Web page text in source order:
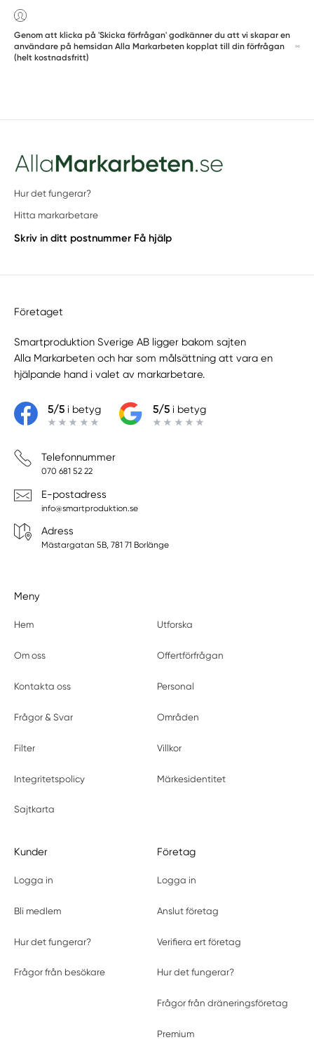
Genom att klicka på 'Skicka förfrågan' godkänner du att vi skapar en
användare på hemsidan Alla Markarbeten kopplat till din förfrågan
(helt kostnadsfritt)
Hur det fungerar?
Hitta markarbetare
Skriv in ditt postnummer Få hjälp
Företaget
Smartproduktion Sverige AB ligger bakom sajten
Alla Markarbeten och har som målsättning att vara en
hjälpande hand i valet av markarbetare.
5/5i betyg 5/5i betyg
Telefonnummer
070 681 52 22
E-postadress
info@smartproduktion.se
Adress
Mästargatan 5B, 781 71 Borlänge
Meny
Hem Utforska
Om oss Offertförfrågan
Kontakta oss Personal
Frågor & Svar Områden
Filter Villkor
Integritetspolicy Märkesidentitet
Sajtkarta
Kunder
Logga in
Bli medlem
Hur det fungerar?
Frågor från besökare
Företag
Logga in
Anslut företag
Verifiera ert företag
Hur det fungerar?
Frågor från dräneringsföretag
Premium